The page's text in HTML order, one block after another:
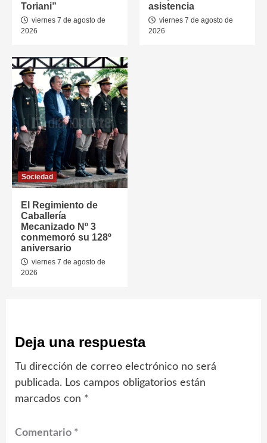
Toriani”
viernes 7 de agosto de
2026
asistencia
viernes 7 de agosto de
2026
Sociedad
El Regimiento de
Caballería
Mecanizado Nº 3
conmemoró su 128º
aniversario
viernes 7 de agosto de
2026
Deja una respuesta
Tu dirección de correo electrónico no será
publicada. Los campos obligatorios están
marcados con *
Comentario *